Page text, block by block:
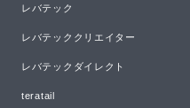
レバテック
レバテッククリエイター
レバテックダイレクト
teratail